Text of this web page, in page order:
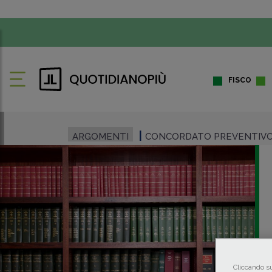
FISCO
ARGOMENTI CONCORDATO
Cliccando